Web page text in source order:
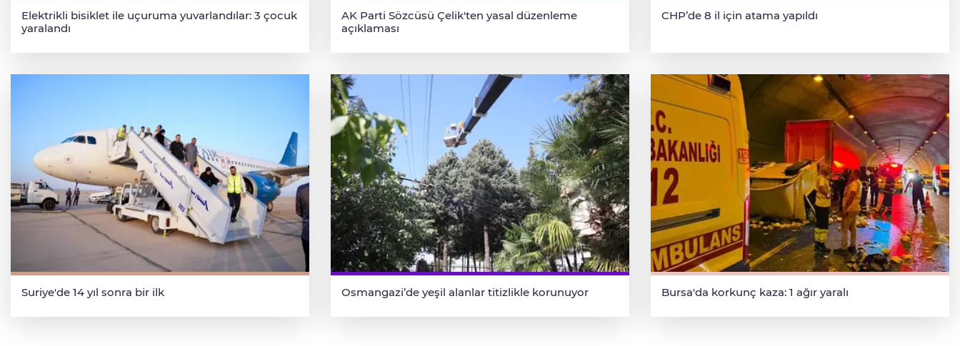
Elektrikli bisiklet ile uçuruma yuvarlandılar: 3 çocuk
yaralandı
AK Parti Sözcüsü Çelik'ten yasal düzenleme
açıklaması
CHP’de 8 il için atama yapıldı
Suriye'de 14 yıl sonra bir ilk Osmangazi’de yeşil alanlar titizlikle korunuyor Bursa'da korkunç kaza: 1 ağır yaralı